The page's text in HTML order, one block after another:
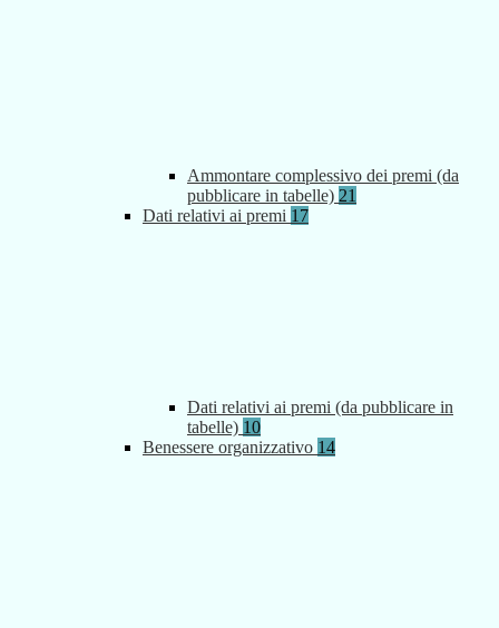
Ammontare complessivo dei premi (da
pubblicare in tabelle) 21
Dati relativi ai premi 17
Dati relativi ai premi (da pubblicare in
tabelle) 10
Benessere organizzativo 14